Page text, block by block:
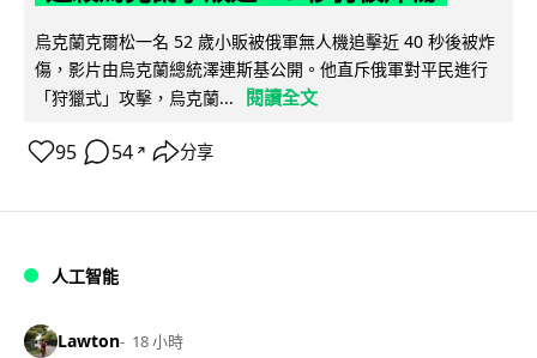
烏克蘭克爾松一名 52 歲小販被俄軍無人機追擊近 40 秒後被炸
傷，影片由烏克蘭總統澤連斯基公開。他直斥俄軍對平民進行
「狩獵式」攻擊，烏克蘭...
閱讀全文
95 54 ↗ 分享
人工智能
Lawton 18 小時